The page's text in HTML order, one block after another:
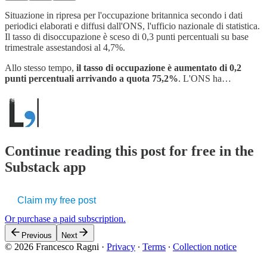
Situazione in ripresa per l'occupazione britannica secondo i dati
periodici elaborati e diffusi dall'ONS, l'ufficio nazionale di statistica.
Il tasso di disoccupazione è sceso di 0,3 punti percentuali su base
trimestrale assestandosi al 4,7%.
Allo stesso tempo, il tasso di occupazione è aumentato di 0,2
punti percentuali arrivando a quota 75,2%. L'ONS ha…
Continue reading this post for free in the
Substack app
Claim my free post
Or purchase a paid subscription.
Previous Next
© 2026 Francesco Ragni · Privacy ∙ Terms ∙ Collection notice